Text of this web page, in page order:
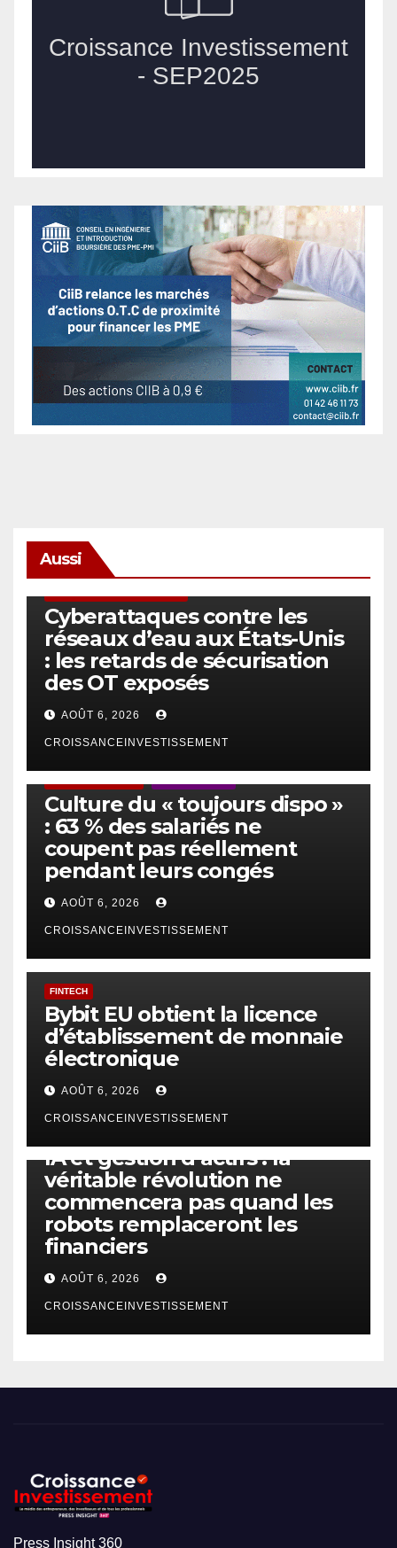
Aussi
Cyberattaques contre les
réseaux d’eau aux États-Unis
: les retards de sécurisation
des OT exposés
AOÛT 6, 2026
CROISSANCEINVESTISSEMENT
Culture du « toujours dispo »
: 63 % des salariés ne
coupent pas réellement
pendant leurs congés
AOÛT 6, 2026
CROISSANCEINVESTISSEMENT
FINTECH
Bybit EU obtient la licence
d’établissement de monnaie
électronique
AOÛT 6, 2026
CROISSANCEINVESTISSEMENT
IA et gestion d’actifs : la
véritable révolution ne
commencera pas quand les
robots remplaceront les
financiers
AOÛT 6, 2026
CROISSANCEINVESTISSEMENT
Press Insight 360